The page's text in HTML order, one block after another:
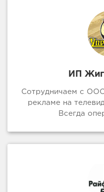
ИП
Сотрудничаем с
рекламе на
Всегда